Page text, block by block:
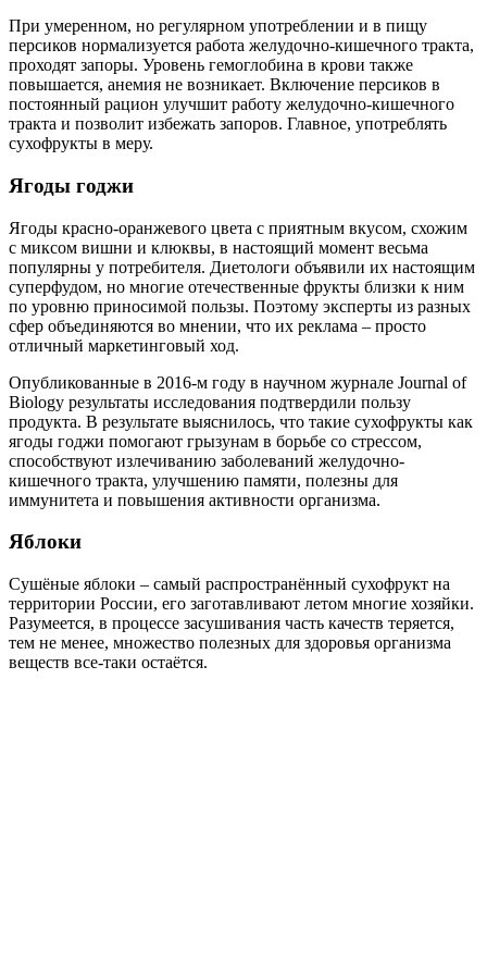
При умеренном, но регулярном употреблении и в пищу
персиков нормализуется работа желудочно-кишечного тракта,
проходят запоры. Уровень гемоглобина в крови также
повышается, анемия не возникает. Включение персиков в
постоянный рацион улучшит работу желудочно-кишечного
тракта и позволит избежать запоров. Главное, употреблять
сухофрукты в меру.
Ягоды годжи
Ягоды красно-оранжевого цвета с приятным вкусом, схожим
с миксом вишни и клюквы, в настоящий момент весьма
популярны у потребителя. Диетологи объявили их настоящим
суперфудом, но многие отечественные фрукты близки к ним
по уровню приносимой пользы. Поэтому эксперты из разных
сфер объединяются во мнении, что их реклама – просто
отличный маркетинговый ход.
Опубликованные в 2016-м году в научном журнале Journal of
Biology результаты исследования подтвердили пользу
продукта. В результате выяснилось, что такие сухофрукты как
ягоды годжи помогают грызунам в борьбе со стрессом,
способствуют излечиванию заболеваний желудочно-
кишечного тракта, улучшению памяти, полезны для
иммунитета и повышения активности организма.
Яблоки
Сушёные яблоки – самый распространённый сухофрукт на
территории России, его заготавливают летом многие хозяйки.
Разумеется, в процессе засушивания часть качеств теряется,
тем не менее, множество полезных для здоровья организма
веществ все-таки остаётся.